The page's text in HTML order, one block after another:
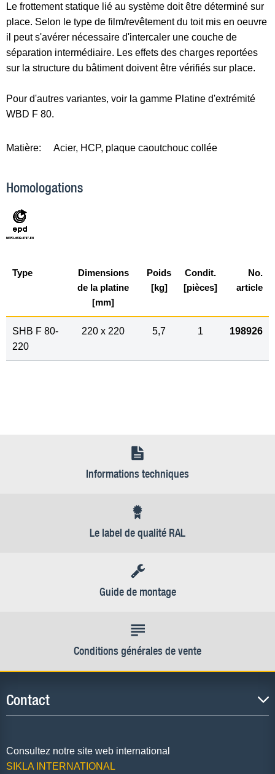
Le frottement statique lié au système doit être déterminé sur
place. Selon le type de film/revêtement du toit mis en oeuvre
il peut s'avérer nécessaire d'intercaler une couche de
séparation intermédiaire. Les effets des charges reportées
sur la structure du bâtiment doivent être vérifiés sur place.
Pour d'autres variantes, voir la gamme Platine d'extrémité
WBD F 80.
Matière: Acier, HCP, plaque caoutchouc collée
Homologations
Type
Dimensions
de la platine
[mm]
Poids
[kg]
Condit.
[pièces]
No.
article
SHB F 80-
220
220 x 220 5,7 1 198926
Informations techniques
Le label de qualité RAL
Guide de montage
Conditions générales de vente
Contact
Consultez notre site web international
SIKLA INTERNATIONAL